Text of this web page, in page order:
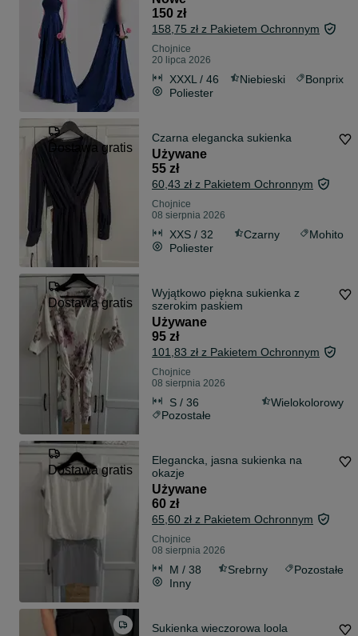
150 zł
158,75 zł z Pakietem Ochronnym
Chojnice
20 lipca 2026
XXXL / 46 Niebieski
Bonprix
Poliester
Dostawa gratis
Czarna elegancka sukienka
Używane
55 zł
60,43 zł z Pakietem Ochronnym
Chojnice
08 sierpnia 2026
XXS / 32 Czarny
Mohito
Poliester
Dostawa gratis
Wyjątkowo piękna sukienka z
szerokim paskiem
Używane
95 zł
101,83 zł z Pakietem Ochronnym
Chojnice
08 sierpnia 2026
S / 36
Wielokolorowy
Pozostałe
Dostawa gratis
Elegancka, jasna sukienka na
okazje
Używane
60 zł
65,60 zł z Pakietem Ochronnym
Chojnice
08 sierpnia 2026
M / 38 Srebrny
Pozostałe
Inny
Sukienka wieczorowa loola